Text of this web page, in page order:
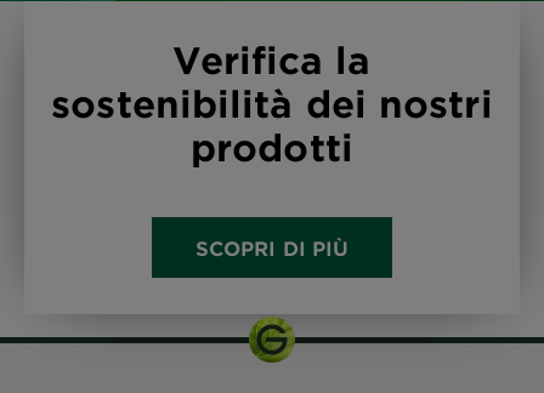
Verifica la
sostenibilità dei nostri
prodotti
SCOPRI DI PIÙ